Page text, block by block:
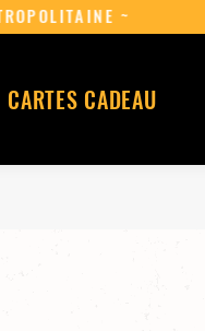
MÉTROPOLITAINE ~
CARTES CADEAU